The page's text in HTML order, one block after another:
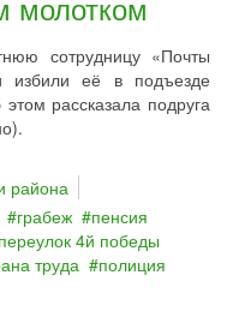
сотрудницу «Почты
избили её в подъезде
рассказала подруга
района
грабеж
пенсия
переулок 4й победы
труда
полиция